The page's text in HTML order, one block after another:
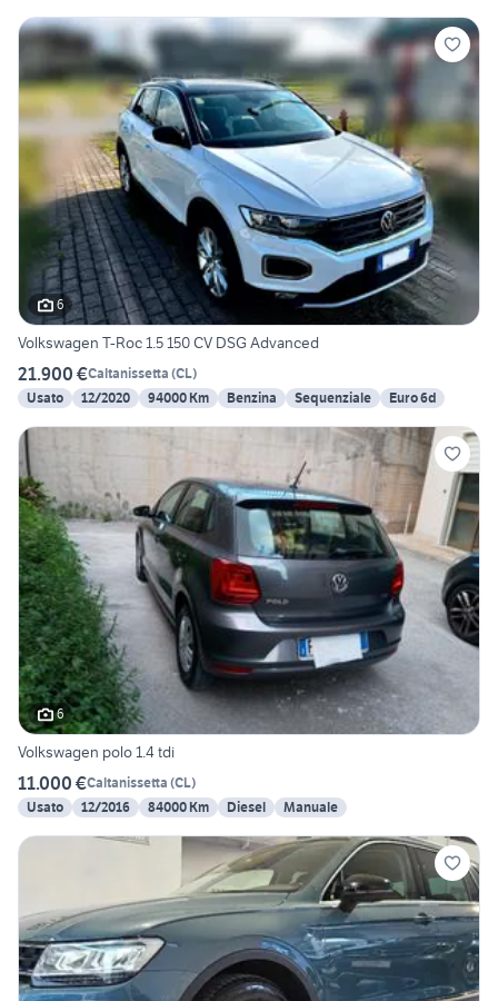
6
Volkswagen T-Roc 1.5 150 CV DSG Advanced
21.900 €Caltanissetta (CL)
Usato
12/2020 94000 Km Benzina Sequenziale Euro 6d
6
Volkswagen polo 1.4 tdi
11.000 €Caltanissetta (CL)
Usato
12/2016 84000 Km Diesel Manuale